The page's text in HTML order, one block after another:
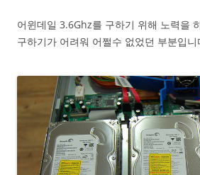
어윈데일 3.6Ghz를 구하기 위해 노력을
구하기가 어려워 어쩔수 없었던 부분입니